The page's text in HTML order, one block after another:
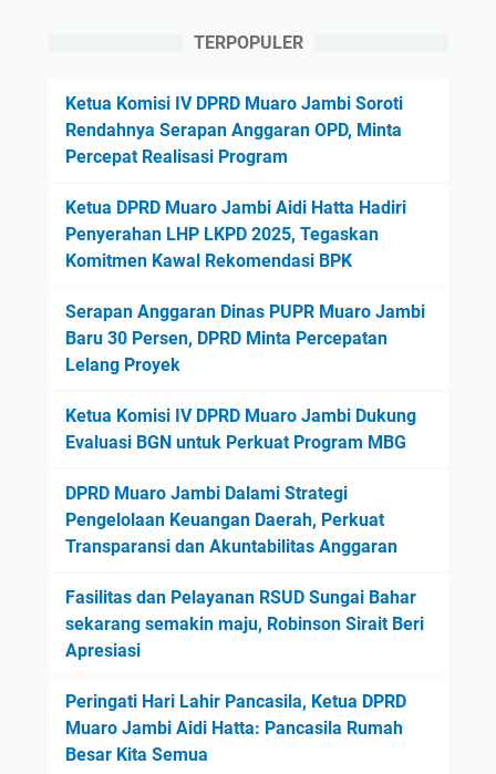
TERPOPULER
Ketua Komisi IV DPRD Muaro Jambi Soroti
Rendahnya Serapan Anggaran OPD, Minta
Percepat Realisasi Program
Ketua DPRD Muaro Jambi Aidi Hatta Hadiri
Penyerahan LHP LKPD 2025, Tegaskan
Komitmen Kawal Rekomendasi BPK
Serapan Anggaran Dinas PUPR Muaro Jambi
Baru 30 Persen, DPRD Minta Percepatan
Lelang Proyek
Ketua Komisi IV DPRD Muaro Jambi Dukung
Evaluasi BGN untuk Perkuat Program MBG
DPRD Muaro Jambi Dalami Strategi
Pengelolaan Keuangan Daerah, Perkuat
Transparansi dan Akuntabilitas Anggaran
Fasilitas dan Pelayanan RSUD Sungai Bahar
sekarang semakin maju, Robinson Sirait Beri
Apresiasi
Peringati Hari Lahir Pancasila, Ketua DPRD
Muaro Jambi Aidi Hatta: Pancasila Rumah
Besar Kita Semua